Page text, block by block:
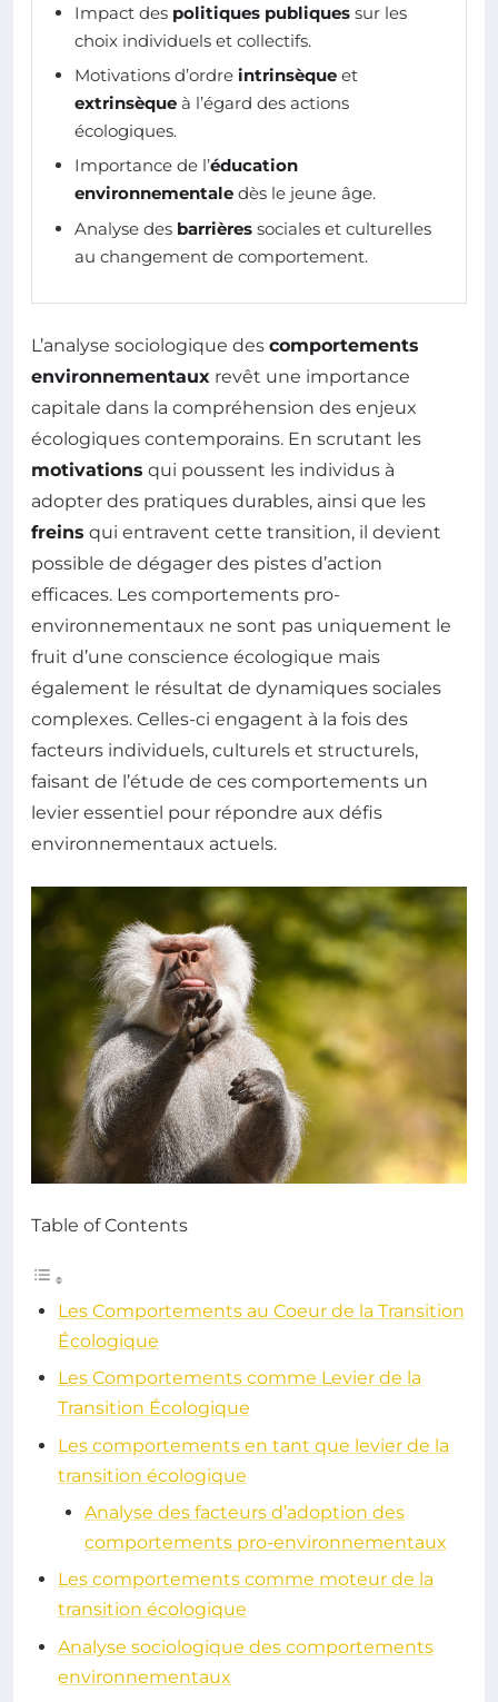
Impact des politiques publiques sur les
choix individuels et collectifs.
Motivations d’ordre intrinsèque et
extrinsèque à l’égard des actions
écologiques.
Importance de l’éducation
environnementale dès le jeune âge.
Analyse des barrières sociales et culturelles
au changement de comportement.
L’analyse sociologique des comportements
environnementaux revêt une importance
capitale dans la compréhension des enjeux
écologiques contemporains. En scrutant les
motivations qui poussent les individus à
adopter des pratiques durables, ainsi que les
freins qui entravent cette transition, il devient
possible de dégager des pistes d’action
efficaces. Les comportements pro-
environnementaux ne sont pas uniquement le
fruit d’une conscience écologique mais
également le résultat de dynamiques sociales
complexes. Celles-ci engagent à la fois des
facteurs individuels, culturels et structurels,
faisant de l’étude de ces comportements un
levier essentiel pour répondre aux défis
environnementaux actuels.
Table of Contents
Les Comportements au Coeur de la Transition
Écologique
Les Comportements comme Levier de la
Transition Écologique
Les comportements en tant que levier de la
transition écologique
Analyse des facteurs d’adoption des
comportements pro-environnementaux
Les comportements comme moteur de la
transition écologique
Analyse sociologique des comportements
environnementaux